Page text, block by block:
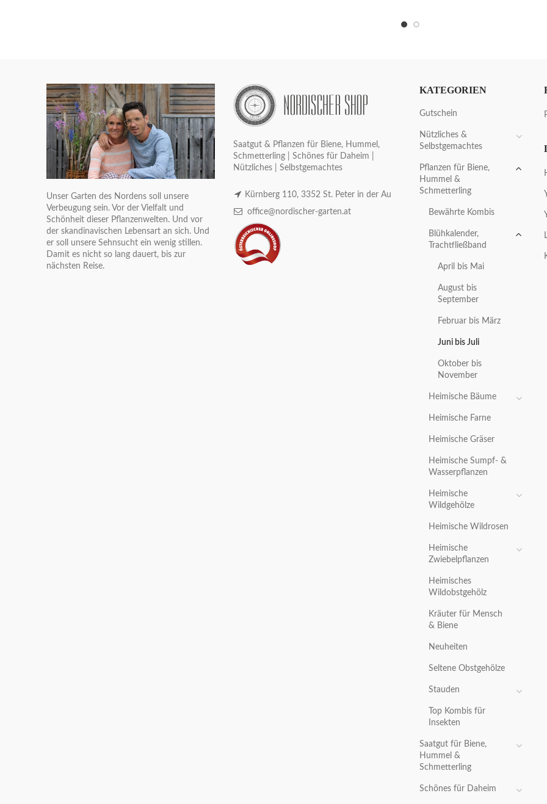
Unser Garten des Nordens soll unsere
Verbeugung sein. Vor der Vielfalt und
Schönheit dieser Pflanzenwelten. Und vor
der skandinavischen Lebensart an sich. Und
er soll unsere Sehnsucht ein wenig stillen.
Damit es nicht so lang dauert, bis zur
nächsten Reise.
Saatgut & Pflanzen für Biene, Hummel,
Schmetterling | Schönes für Daheim |
Nützliches | Selbstgemachtes
Kürnberg 110, 3352 St. Peter in der Au
office@nordischer-garten.at
KATEGORIEN
Gutschein
Nützliches &
Selbstgemachtes
Pflanzen für Biene,
Hummel &
Schmetterling
Bewährte Kombis
Blühkalender,
Trachtfließband
April bis Mai
August bis
September
Februar bis März
Juni bis Juli
Oktober bis
November
Heimische Bäume
Heimische Farne
Heimische Gräser
Heimische Sumpf- &
Wasserpflanzen
Heimische
Wildgehölze
Heimische Wildrosen
Heimische
Zwiebelpflanzen
Heimisches
Wildobstgehölz
Kräuter für Mensch
& Biene
Neuheiten
Seltene Obstgehölze
Stauden
Top Kombis für
Insekten
Saatgut für Biene,
Hummel &
Schmetterling
Schönes für Daheim